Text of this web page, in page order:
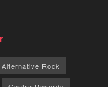
Alternative Rock